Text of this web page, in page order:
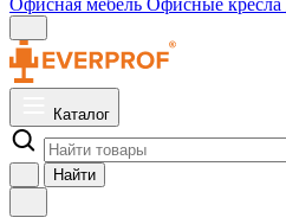
Офисная мебель Офисные кресла
Каталог
Найти